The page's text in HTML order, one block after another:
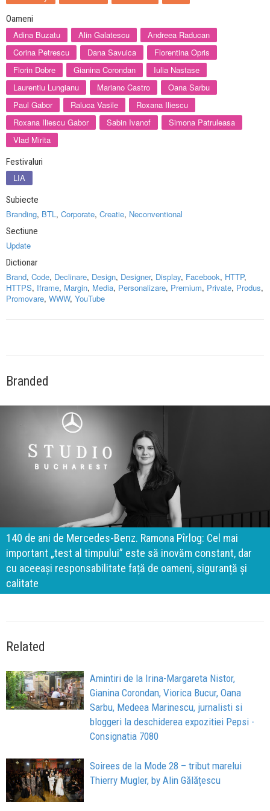
Oameni
Adina Buzatu Alin Galatescu
Andreea Raducan
Corina Petrescu
Dana Savuica
Florentina Opris
Florin Dobre
Gianina Corondan
Iulia Nastase
Laurentiu Lungianu
Mariano Castro
Oana Sarbu
Paul Gabor
Raluca Vasile
Roxana Iliescu
Roxana Iliescu Gabor
Sabin Ivanof
Simona Patruleasa
Vlad Mirita
Festivaluri
LIA
Subiecte
Branding, BTL , Corporate, Creatie, Neconventional
Sectiune
Update
Dictionar
Brand, Code, Declinare, Design, Designer, Display, Facebook, HTTP,
HTTPS, Iframe, Margin, Media, Personalizare, Premium, Private, Produs,
Promovare, WWW, YouTube
Branded
140 de ani de Mercedes-Benz. Ramona Pîrlog: Cel mai
important „test al timpului” este să inovăm constant, dar
cu aceeași responsabilitate față de oameni, siguranță și
calitate
Related
Amintiri de la Irina-Margareta Nistor,
Gianina Corondan, Viorica Bucur, Oana
Sarbu, Medeea Marinescu, jurnalisti si
bloggeri la deschiderea expozitiei Pepsi -
Consignatia 7080
Soirees de la Mode 28 – tribut marelui
Thierry Mugler, by Alin Gălățescu